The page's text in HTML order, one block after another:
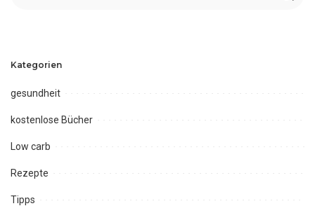
Kategorien
gesundheit
kostenlose Bücher
Low carb
Rezepte
Tipps